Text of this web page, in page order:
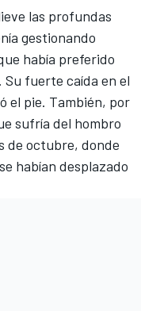
las profundas
gestionando
había preferido
fuerte caída en el
el pie. También, por
sufría del hombro
de octubre, donde
habían desplazado